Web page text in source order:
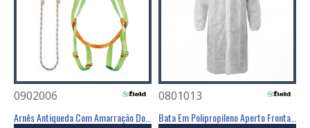
0902006 0801013